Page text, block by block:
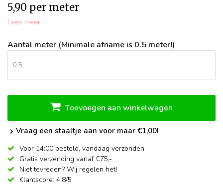
5,90 per meter
Lees meer
Aantal meter (Minimale afname is 0.5 meter!)
Toevoegen aan winkelwagen
Vraag een staaltje aan voor maar €1,00!
Voor 14:00 besteld, vandaag verzonden
Gratis verzending vanaf €75,-
Niet tevreden? Wij regelen het!
Klantscore: 4,8/5